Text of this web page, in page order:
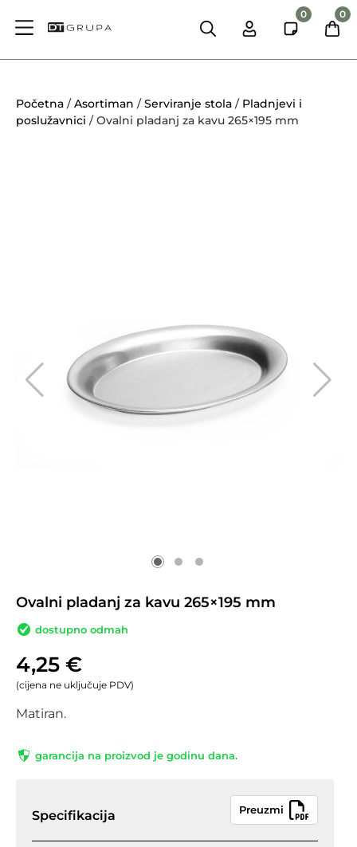
0 0
Početna /Asortiman /Serviranje stola / Pladnjevi i
poslužavnici / Ovalni pladanj za kavu 265×195 mm
Ovalni pladanj za kavu 265×195 mm
dostupno odmah
4,25 €
(cijena ne uključuje PDV)
Matiran.
garancija na proizvod je godinu dana.
Specifikacija Preuzmi